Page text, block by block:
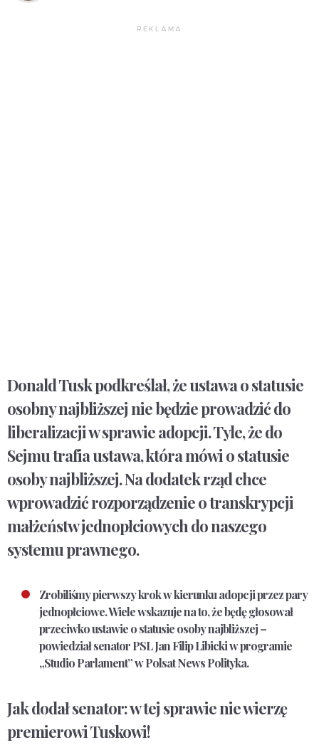
REKLAMA
Donald Tusk podkreślał, że ustawa o statusie
osobny najbliższej nie będzie prowadzić do
liberalizacji w sprawie adopcji. Tyle, że do
Sejmu trafia ustawa, która mówi o statusie
osoby najbliższej. Na dodatek rząd chce
wprowadzić rozporządzenie o transkrypcji
małżeństw jednopłciowych do naszego
systemu prawnego.
Zrobiliśmy pierwszy krok w kierunku adopcji przez pary
jednopłciowe. Wiele wskazuje na to, że będę głosował
przeciwko ustawie o statusie osoby najbliższej –
powiedział senator PSL Jan Filip Libicki w programie
„Studio Parlament” w Polsat News Polityka.
Jak dodał senator: w tej sprawie nie wierzę
premierowi Tuskowi!